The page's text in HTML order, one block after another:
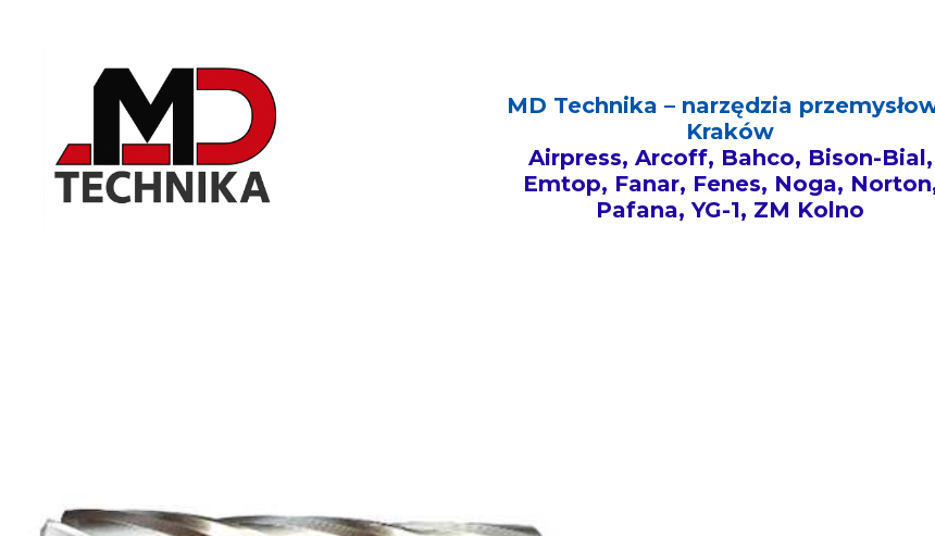
MD Technika – narzędzia
Kraków
Airpress, Arcoff, Bahco, Bison-Bial,
Emtop, Fanar, Fenes, Noga,
Pafana, YG-1, ZM Kolno